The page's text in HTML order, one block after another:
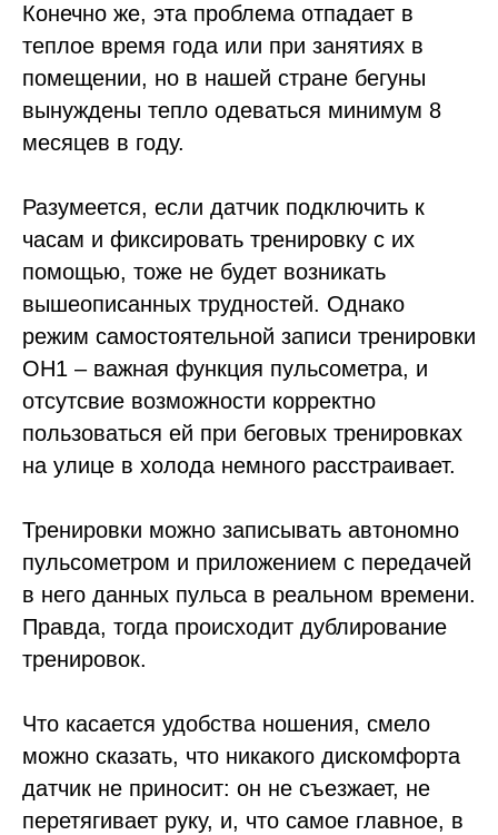
Конечно же, эта проблема отпадает в
теплое время года или при занятиях в
помещении, но в нашей стране бегуны
вынуждены тепло одеваться минимум 8
месяцев в году.
Разумеется, если датчик подключить к
часам и фиксировать тренировку с их
помощью, тоже не будет возникать
вышеописанных трудностей. Однако
режим самостоятельной записи тренировки
OH1 – важная функция пульсометра, и
отсутсвие возможности корректно
пользоваться ей при беговых тренировках
на улице в холода немного расстраивает.
Тренировки можно записывать автономно
пульсометром и приложением с передачей
в него данных пульса в реальном времени.
Правда, тогда происходит дублирование
тренировок.
Что касается удобства ношения, смело
можно сказать, что никакого дискомфорта
датчик не приносит: он не съезжает, не
перетягивает руку, и, что самое главное, в